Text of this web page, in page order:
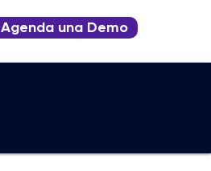
Agenda una Demo